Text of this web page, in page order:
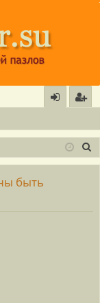
д
ис
тр
быть